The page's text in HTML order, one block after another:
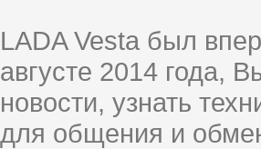
LADA Vesta был
августе 2014 года,
новости, узнать
для общения и